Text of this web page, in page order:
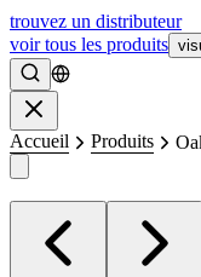
trouvez un distributeur
voir tous les produits
Rechercher
Accueil Produits